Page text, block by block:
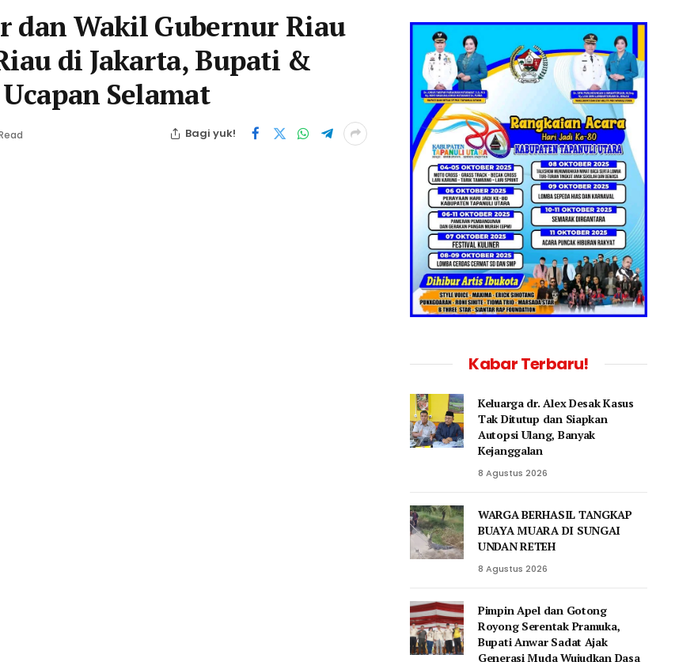
Wakil Gubernur Riau
di Jakarta, Bupati &
Selamat
Bagi yuk!
Kabar Terbaru!
Keluarga dr. Alex Desak Kasus
Tak Ditutup dan Siapkan
Autopsi Ulang, Banyak
Kejanggalan
8 Agustus 2026
WARGA BERHASIL TANGKAP
BUAYA MUARA DI SUNGAI
UNDAN RETEH
8 Agustus 2026
Pimpin Apel dan Gotong
Royong Serentak Pramuka,
Bupati Anwar Sadat Ajak
Generasi Muda Wujudkan Dasa